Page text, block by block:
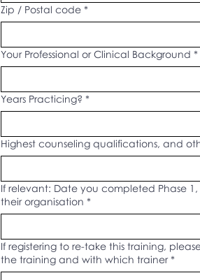
Zip / Postal code *
Your Professional or Clinical Background *
Years Practicing? *
Highest counseling qualifications, and
If relevant: Date you completed Phase 1,
their organisation *
If registering to re-take this training,
the training and with which trainer *